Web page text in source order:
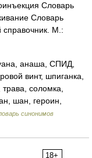
Словарь
Словарь
справочник. М.:
анаша, СПИД,
винт, шпиганка,
соломка,
шан, героин,
синонимов
18+